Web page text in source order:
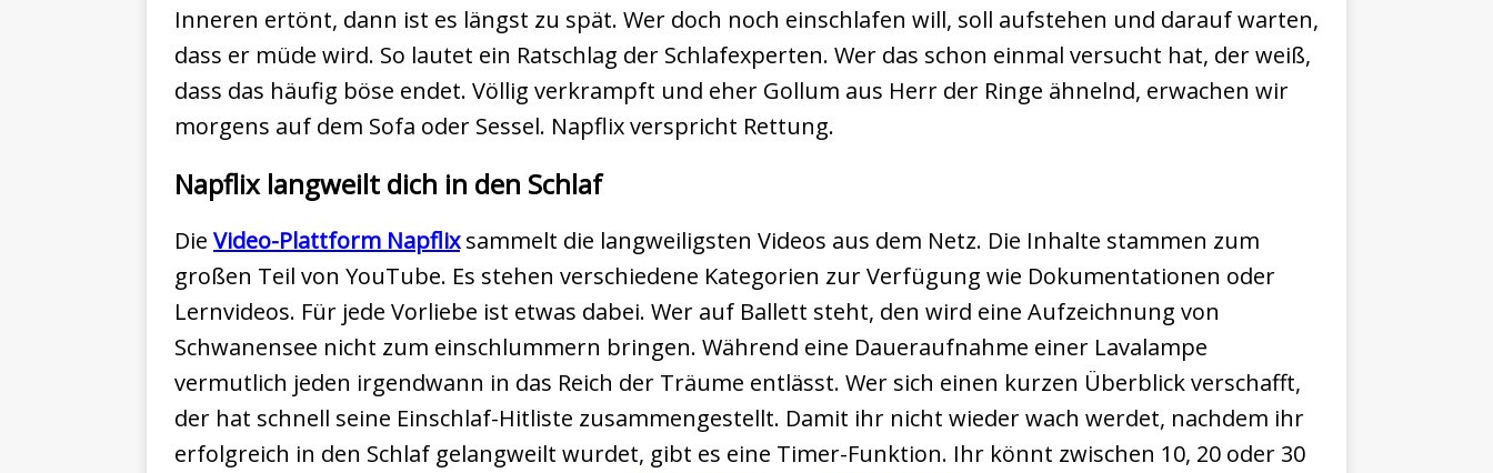
Inneren ertönt, dann ist es längst zu spät. Wer doch noch einschlafen will, soll aufstehen und darauf warten,
dass er müde wird. So lautet ein Ratschlag der Schlafexperten. Wer das schon einmal versucht hat, der weiß,
dass das häufig böse endet. Völlig verkrampft und eher Gollum aus Herr der Ringe ähnelnd, erwachen wir
morgens auf dem Sofa oder Sessel. Napflix verspricht Rettung.
Napflix langweilt dich in den Schlaf
Die Video-Plattform Napflixsammelt die langweiligsten Videos aus dem Netz. Die Inhalte stammen zum
großen Teil von YouTube. Es stehen verschiedene Kategorien zur Verfügung wie Dokumentationen oder
Lernvideos. Für jede Vorliebe ist etwas dabei. Wer auf Ballett steht, den wird eine Aufzeichnung von
Schwanensee nicht zum einschlummern bringen. Während eine Daueraufnahme einer Lavalampe
vermutlich jeden irgendwann in das Reich der Träume entlässt. Wer sich einen kurzen Überblick verschafft,
der hat schnell seine Einschlaf-Hitliste zusammengestellt. Damit ihr nicht wieder wach werdet, nachdem ihr
erfolgreich in den Schlaf gelangweilt wurdet, gibt es eine Timer-Funktion. Ihr könnt zwischen 10, 20 oder 30